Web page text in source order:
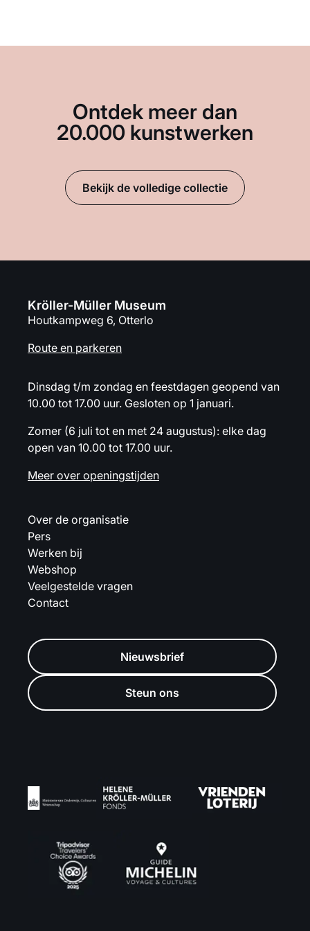
Ontdek meer dan
20.000 kunstwerken
Bekijk de volledige collectie
Kröller-Müller Museum
Houtkampweg 6, Otterlo
Route en parkeren
Dinsdag t/m zondag en feestdagen geopend van
10.00 tot 17.00 uur. Gesloten op 1 januari.
Zomer (6 juli tot en met 24 augustus): elke dag
open van 10.00 tot 17.00 uur.
Meer over openingstijden
Over de organisatie
Pers
Werken bij
Webshop
Veelgestelde vragen
Contact
Nieuwsbrief
Steun ons